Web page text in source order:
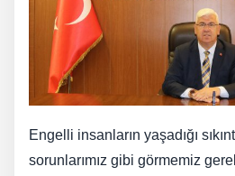
Engelli insanların yaşadığı
sorunlarımız gibi görmemiz